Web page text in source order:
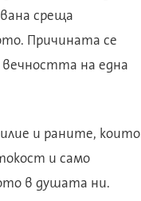
среща
Причината се
вечността на една
и раните, които
и само
в душата ни.